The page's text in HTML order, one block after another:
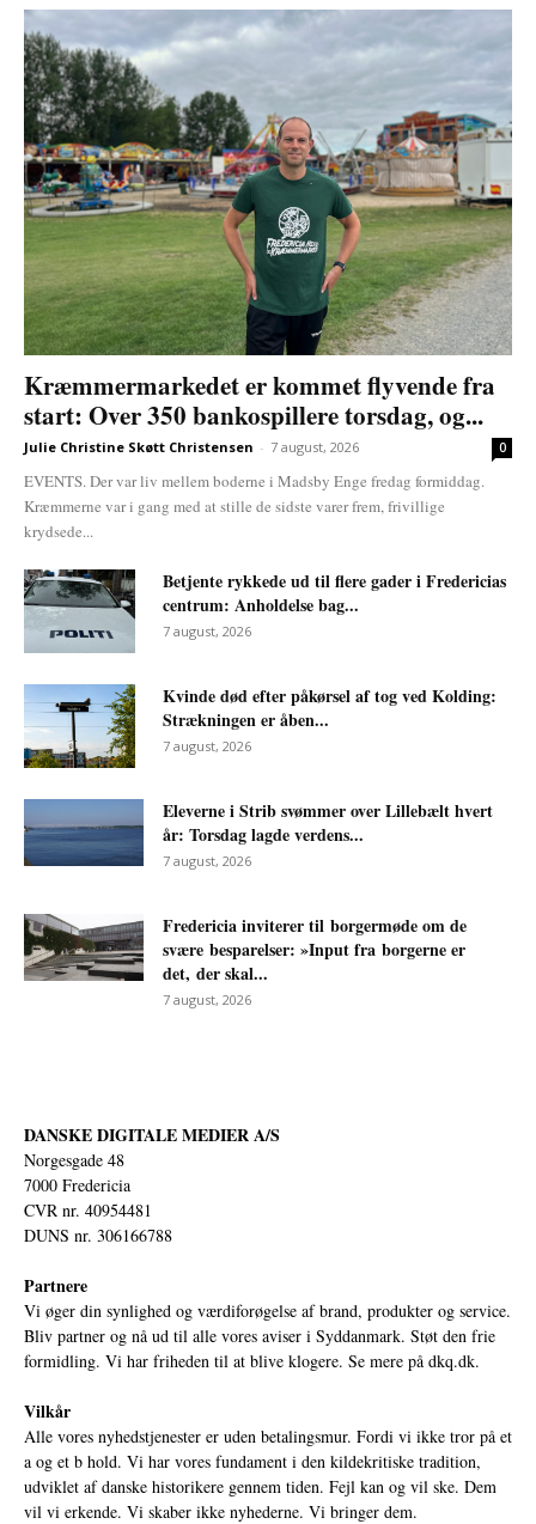
Kræmmermarkedet er kommet flyvende fra
start: Over 350 bankospillere torsdag, og...
Julie Christine Skøtt Christensen - 7 august, 2026 0
EVENTS. Der var liv mellem boderne i Madsby Enge fredag formiddag.
Kræmmerne var i gang med at stille de sidste varer frem, frivillige
krydsede...
Betjente rykkede ud til flere gader i Fredericias
centrum: Anholdelse bag...
7 august, 2026
Kvinde død efter påkørsel af tog ved Kolding:
Strækningen er åben...
7 august, 2026
Eleverne i Strib svømmer over Lillebælt hvert
år: Torsdag lagde verdens...
7 august, 2026
Fredericia inviterer til borgermøde om de
svære besparelser: »Input fra borgerne er
det, der skal...
7 august, 2026
DANSKE DIGITALE MEDIER A/S
Norgesgade 48
7000 Fredericia
CVR nr. 40954481
DUNS nr. 306166788
Partnere
Vi øger din synlighed og værdiforøgelse af brand, produkter og service.
Bliv partner og nå ud til alle vores aviser i Syddanmark. Støt den frie
formidling. Vi har friheden til at blive klogere. Se mere på dkq.dk.
Vilkår
Alle vores nyhedstjenester er uden betalingsmur. Fordi vi ikke tror på et
a og et b hold. Vi har vores fundament i den kildekritiske tradition,
udviklet af danske historikere gennem tiden. Fejl kan og vil ske. Dem
vil vi erkende. Vi skaber ikke nyhederne. Vi bringer dem.